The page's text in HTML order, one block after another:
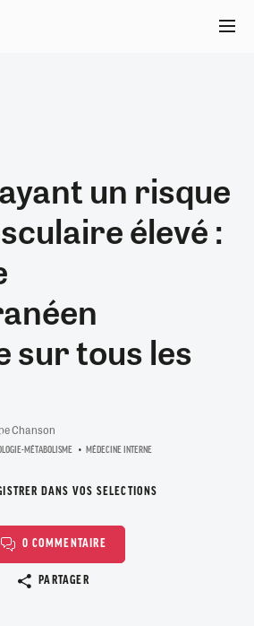
un risque
élevé :
sur tous les
Chanson
MÉTABOLISME MÉDECINE INTERNE
DANS VOS SELECTIONS
0 COMMENTAIRE
PARTAGER